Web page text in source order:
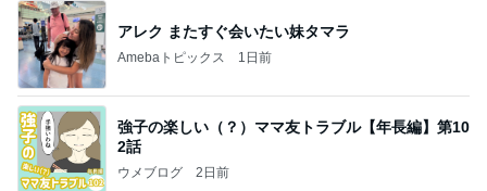
アレク またすぐ会いたい妹タマラ
Amebaトピックス 1日前
強子の楽しい（？）ママ友トラブル【年長編】第10
2話
ウメブログ 2日前